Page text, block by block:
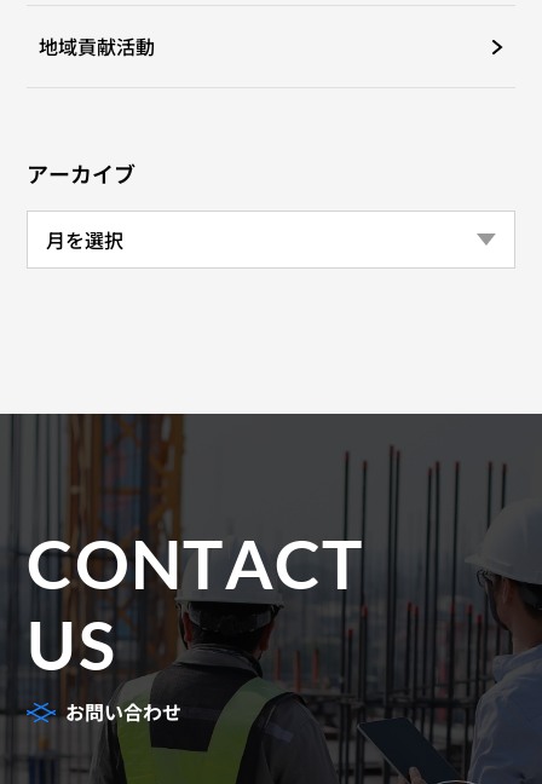
地域貢献活動
アーカイブ
CONTACT
US
お問い合わせ